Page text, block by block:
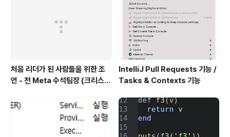
처음 리더가 된 사람들을 위한 조
언 - 전 Meta 수석팀장 (크리스
IntelliJ Pull Requests 기능 /
Tasks & Contexts 기능